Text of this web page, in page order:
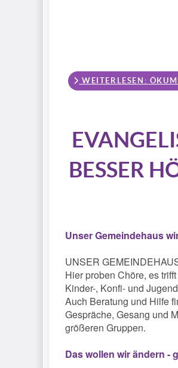
WEITERLESEN:
BESSER
Unser Gemeindehaus
UNSER
Hier proben Chöre, es
Kinder-, Konfi- und
Auch Beratung und Hilfe
Gespräche, Gesang und
größeren Gruppen.
Das wollen wir ändern -